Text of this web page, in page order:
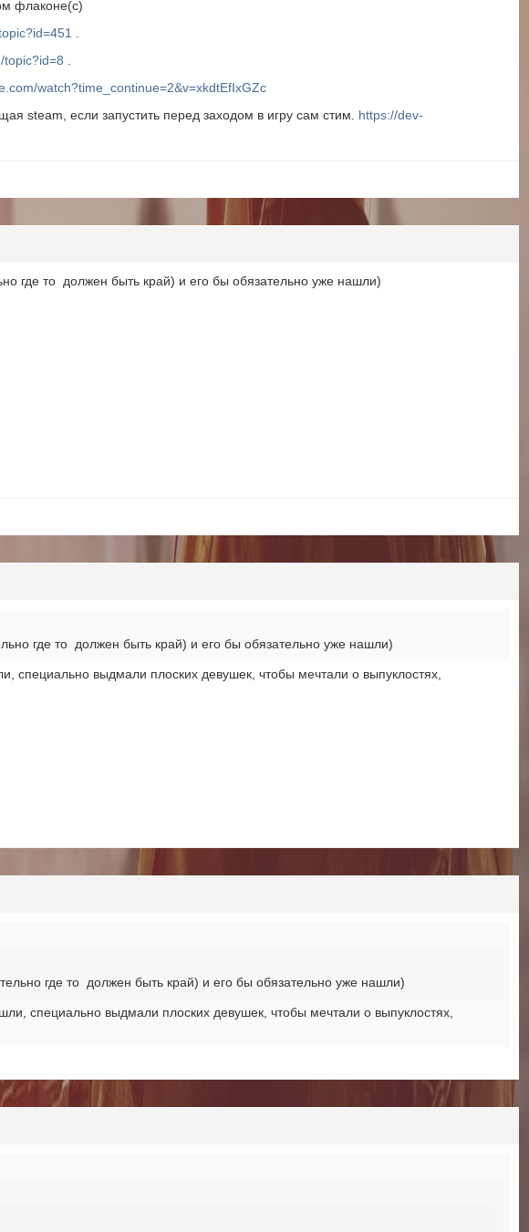
флаконе(с)
topic?id=8
watch?time_continue=2&v=xkdtEfIxGZc
steam, если запустить перед заходом в игру сам стим. https://dev-
где то должен быть край) и его бы обязательно уже нашли)
где то должен быть край) и его бы обязательно уже нашли)
специально выдмали плоских девушек, чтобы мечтали о выпуклостях,
где то должен быть край) и его бы обязательно уже нашли)
специально выдмали плоских девушек, чтобы мечтали о выпуклостях,